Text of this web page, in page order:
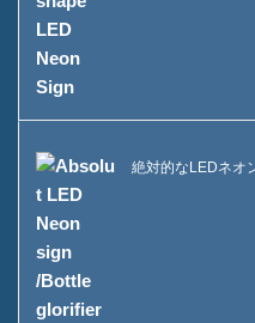
ケースA酒瓶ディスプレイ
FAQ
ニュース
お問い合わせ 絶対的なLEDネオ